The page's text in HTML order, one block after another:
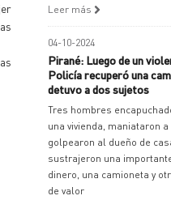
Leer más
04-10-2024
Pirané: Luego de un
Policía recuperó una
detuvo a dos sujetos
Tres hombres
una vivienda, maniataron
golpearon al dueño de
sustrajeron una
dinero, una camioneta y
de valor